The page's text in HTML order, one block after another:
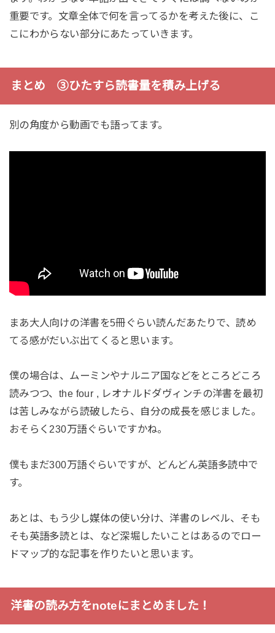
重要です。文章全体で何を言ってるかを考えた後に、こ
こにわからない部分にあたっていきます。
まとめ ③ひたすら読書量を積み上げる
別の角度から動画でも語ってます。
まあ大人向けの洋書を5冊ぐらい読んだあたりで、読め
てる感がだいぶ出てくると思います。
僕の場合は、ムーミンやナルニア国などをところどころ
読みつつ、the four , レオナルドダヴィンチの洋書を最初
は苦しみながら読破したら、自分の成長を感じました。
おそらく230万語ぐらいですかね。
僕もまだ300万語ぐらいですが、どんどん英語多読中で
す。
あとは、もう少し媒体の使い分け、洋書のレベル、そも
そも英語多読とは、など深堀したいことはあるのでロー
ドマップ的な記事を作りたいと思います。
洋書の読み方をnoteにまとめました！